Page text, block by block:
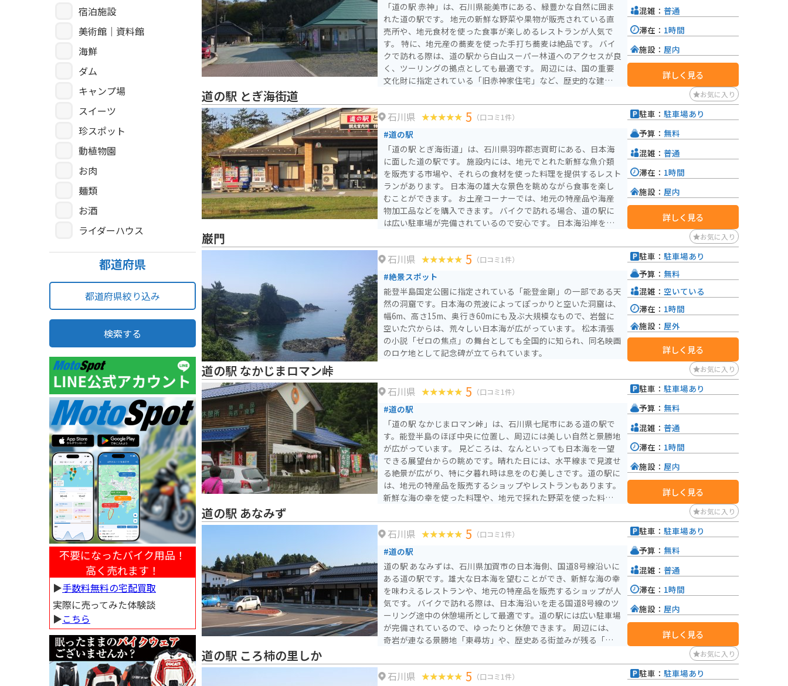
宿泊施設
美術館｜資料館
海鮮
ダム
キャンプ場
スイーツ
珍スポット
動植物園
お肉
麺類
お酒
ライダーハウス
都道府県
都道府県絞り込み
検索する
不要になったバイク用品！
高く売れます！
▶︎手数料無料の宅配買取
実際に売ってみた体験談
▶︎こちら
「道の駅 赤神」は、石川県能美市にある、緑豊かな自然に囲ま
れた道の駅です。 地元の新鮮な野菜や果物が販売されている直
売所や、地元食材を使った食事が楽しめるレストランが人気で
す。 特に、地元産の蕎麦を使った手打ち蕎麦は絶品です。 バイ
クで訪れる際は、道の駅から白山スーパー林道へのアクセスが良
く、ツーリングの拠点としても最適です。 周辺には、国の重要
文化財に指定されている「旧赤神家住宅」など、歴史的な建造物
る「道の駅 赤神」に、ぜひ一度足を運んでみてください。
混雑： 普通
滞在： 1時間
施設： 屋内
詳しく見る
道の駅 とぎ海街道 お気に入り
石川県 5 （口コミ1件）
#道の駅
「道の駅 とぎ海街道」は、石川県羽咋郡志賀町にある、日本海
に面した道の駅です。 施設内には、地元でとれた新鮮な魚介類
を販売する市場や、それらの食材を使った料理を提供するレスト
ランがあります。 日本海の雄大な景色を眺めながら食事を楽し
むことができます。 お土産コーナーでは、地元の特産品や海産
物加工品などを購入できます。 バイクで訪れる場合、道の駅に
は広い駐車場が完備されているので安心です。 日本海沿岸を走
す。 道の駅周辺には、世界一長いベンチとして知られる「なぎ
さドライブウェイ」や、UFOで町おこしをしている「コスモアイ
ル羽咋」など、個性的な観光スポットも点在しています。 道の
駅で購入できる名産品として、新鮮な魚介類はもちろん、志賀町
のブランド米「能登ひかり」や、輪島塗の箸などもおすすめで
す。
駐車： 駐車場あり
予算： 無料
混雑： 普通
滞在： 1時間
施設： 屋内
詳しく見る
巌門 お気に入り
石川県 5 （口コミ1件）
#絶景スポット
能登半島国定公園に指定されている「能登金剛」の一部である天
然の洞窟です。日本海の荒波によってぽっかりと空いた洞窟は、
幅6m、高さ15m、奥行き60mにも及ぶ大規模なもので、岩盤に
空いた穴からは、荒々しい日本海が広がっています。 松本清張
の小説「ゼロの焦点」の舞台としても全国的に知られ、同名映画
のロケ地として記念碑が立てられています。
駐車： 駐車場あり
予算： 無料
混雑： 空いている
滞在： 1時間
施設： 屋外
詳しく見る
道の駅 なかじまロマン峠 お気に入り
石川県 5 （口コミ1件）
#道の駅
「道の駅 なかじまロマン峠」は、石川県七尾市にある道の駅で
す。能登半島のほぼ中央に位置し、周辺には美しい自然と景勝地
が広がっています。 見どころは、なんといっても日本海を一望
できる展望台からの眺めです。晴れた日には、水平線まで見渡せ
る絶景が広がり、特に夕暮れ時は息をのむ美しさです。道の駅に
は、地元の特産品を販売するショップやレストランもあります。
新鮮な海の幸を使った料理や、地元で採れた野菜を使った料理な
には広い駐車場が完備されているので安心です。能登半島をツー
リングする際の休憩スポットとしても最適です。周辺には、千里
浜なぎさドライブウェイや増穂浦海岸など、風光明媚なスポット
がたくさんあります。道の駅 なかじまロマン峠を拠点に、能登
半島の魅力を満喫してみてはいかがでしょうか。
駐車： 駐車場あり
予算： 無料
混雑： 普通
滞在： 1時間
施設： 屋内
詳しく見る
道の駅 あなみず お気に入り
石川県 5 （口コミ1件）
#道の駅
道の駅 あなみずは、石川県加賀市の日本海側、国道8号線沿いに
ある道の駅です。雄大な日本海を望むことができ、新鮮な海の幸
を味わえるレストランや、地元の特産品を販売するショップが人
気です。 バイクで訪れる際は、日本海沿いを走る国道8号線のツ
ーリング途中の休憩場所として最適です。道の駅には広い駐車場
が完備されているので、ゆったりと休憩できます。 周辺には、
奇岩が連なる景勝地「東尋坊」や、歴史ある街並みが残る「山中
品である「へしこ」や「加賀丸いも」などを味わってみてくださ
い。
駐車： 駐車場あり
予算： 無料
混雑： 普通
滞在： 1時間
施設： 屋内
詳しく見る
道の駅 ころ柿の里しか お気に入り
石川県 5 （口コミ1件） 駐車： 駐車場あり